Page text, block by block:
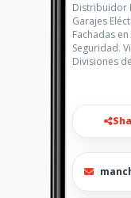
Distribuidor
Garajes
Fachadas
Seguridad.
Divisiones